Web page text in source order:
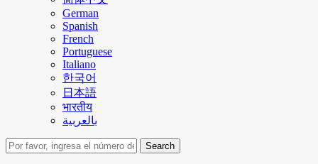
German
Spanish
French
Portuguese
Italiano
한국어
日本語
भारतीय
بالعربية
Search